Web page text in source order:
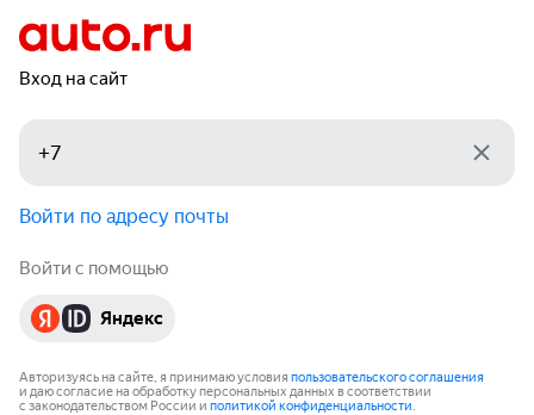
Вход на сайт
Войти по адресу почты
Войти с помощью
Яндекс
Авторизуясь на сайте, я принимаю условия пользовательского соглашения
и даю согласие на обработку персональных данных в соответствии
с законодательством России и политикой конфиденциальности.